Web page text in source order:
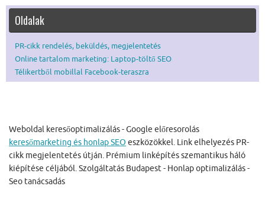
Oldalak
PR-cikk rendelés, beküldés, megjelentetés
Online tartalom marketing: Laptop-töltő SEO
Télikertből mobillal Facebook-teraszra
Weboldal keresőoptimalizálás - Google előresorolás
keresőmarketing és honlap SEO eszközökkel. Link elhelyezés PR-
cikk megjelentetés útján. Prémium linképítés szemantikus háló
kiépítése céljából. Szolgáltatás Budapest - Honlap optimalizálás -
Seo tanácsadás